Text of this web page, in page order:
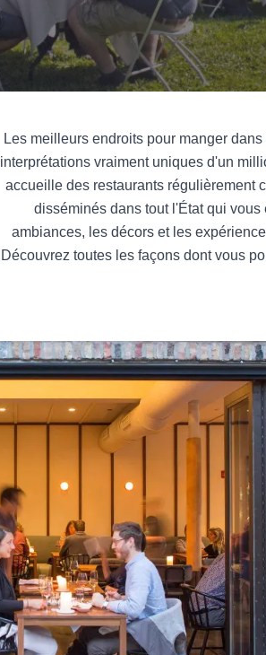
Les meilleurs endroits pour manger
interprétations vraiment uniques d'un
accueille des restaurants régulièrement
disséminés dans tout l'État qui
ambiances, les décors et les
Découvrez toutes les façons dont vous